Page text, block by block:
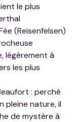
le plus
(Reisenfelsen)
légèrement à
les plus
: perché
pleine nature, il
de mystère à